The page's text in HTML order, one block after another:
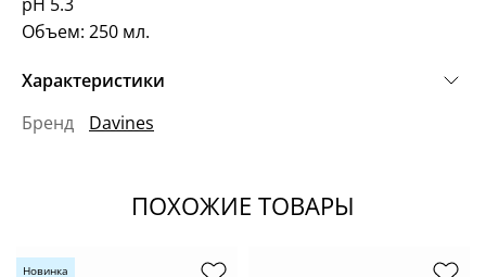
Объем: 250 мл.
Характеристики
Бренд
Davines
ПОХОЖИЕ ТОВАРЫ
Новинка